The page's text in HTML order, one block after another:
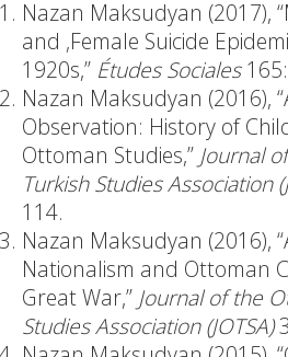
Nazan Maksudyan (2017),
and ‚Female Suicide
1920s,” Études Sociales
Nazan Maksudyan (2016),
Observation: History of
Ottoman Studies,” Journal
Turkish Studies Association
114.
Nazan Maksudyan (2016),
Nationalism and Ottoman
Great War,” Journal of the
Studies Association (JOTSA)